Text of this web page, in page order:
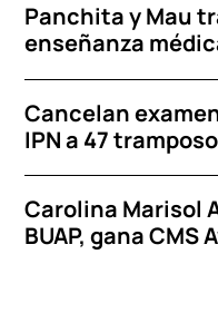
Panchita y Mau
enseñanza
Cancelan
IPN a 47
Carolina Marisol
BUAP, gana CMS